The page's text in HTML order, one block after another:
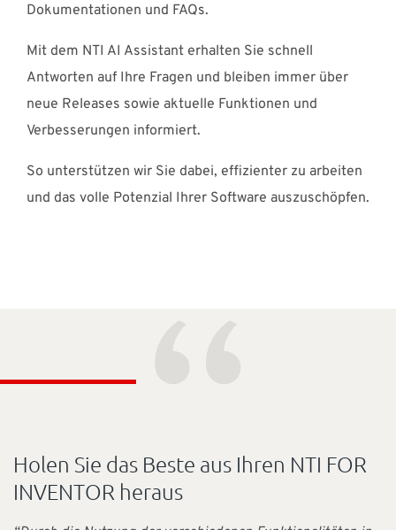
Dokumentationen und FAQs.
Mit dem NTI AI Assistant erhalten Sie schnell
Antworten auf Ihre Fragen und bleiben immer über
neue Releases sowie aktuelle Funktionen und
Verbesserungen informiert.
So unterstützen wir Sie dabei, effizienter zu arbeiten
und das volle Potenzial Ihrer Software auszuschöpfen.
“
Holen Sie das Beste aus Ihren NTI FOR
INVENTOR heraus